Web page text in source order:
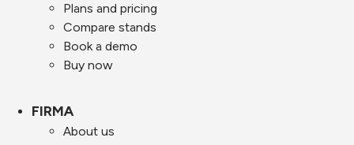
Plans and pricing
Compare stands
Book a demo
Buy now
FIRMA
About us